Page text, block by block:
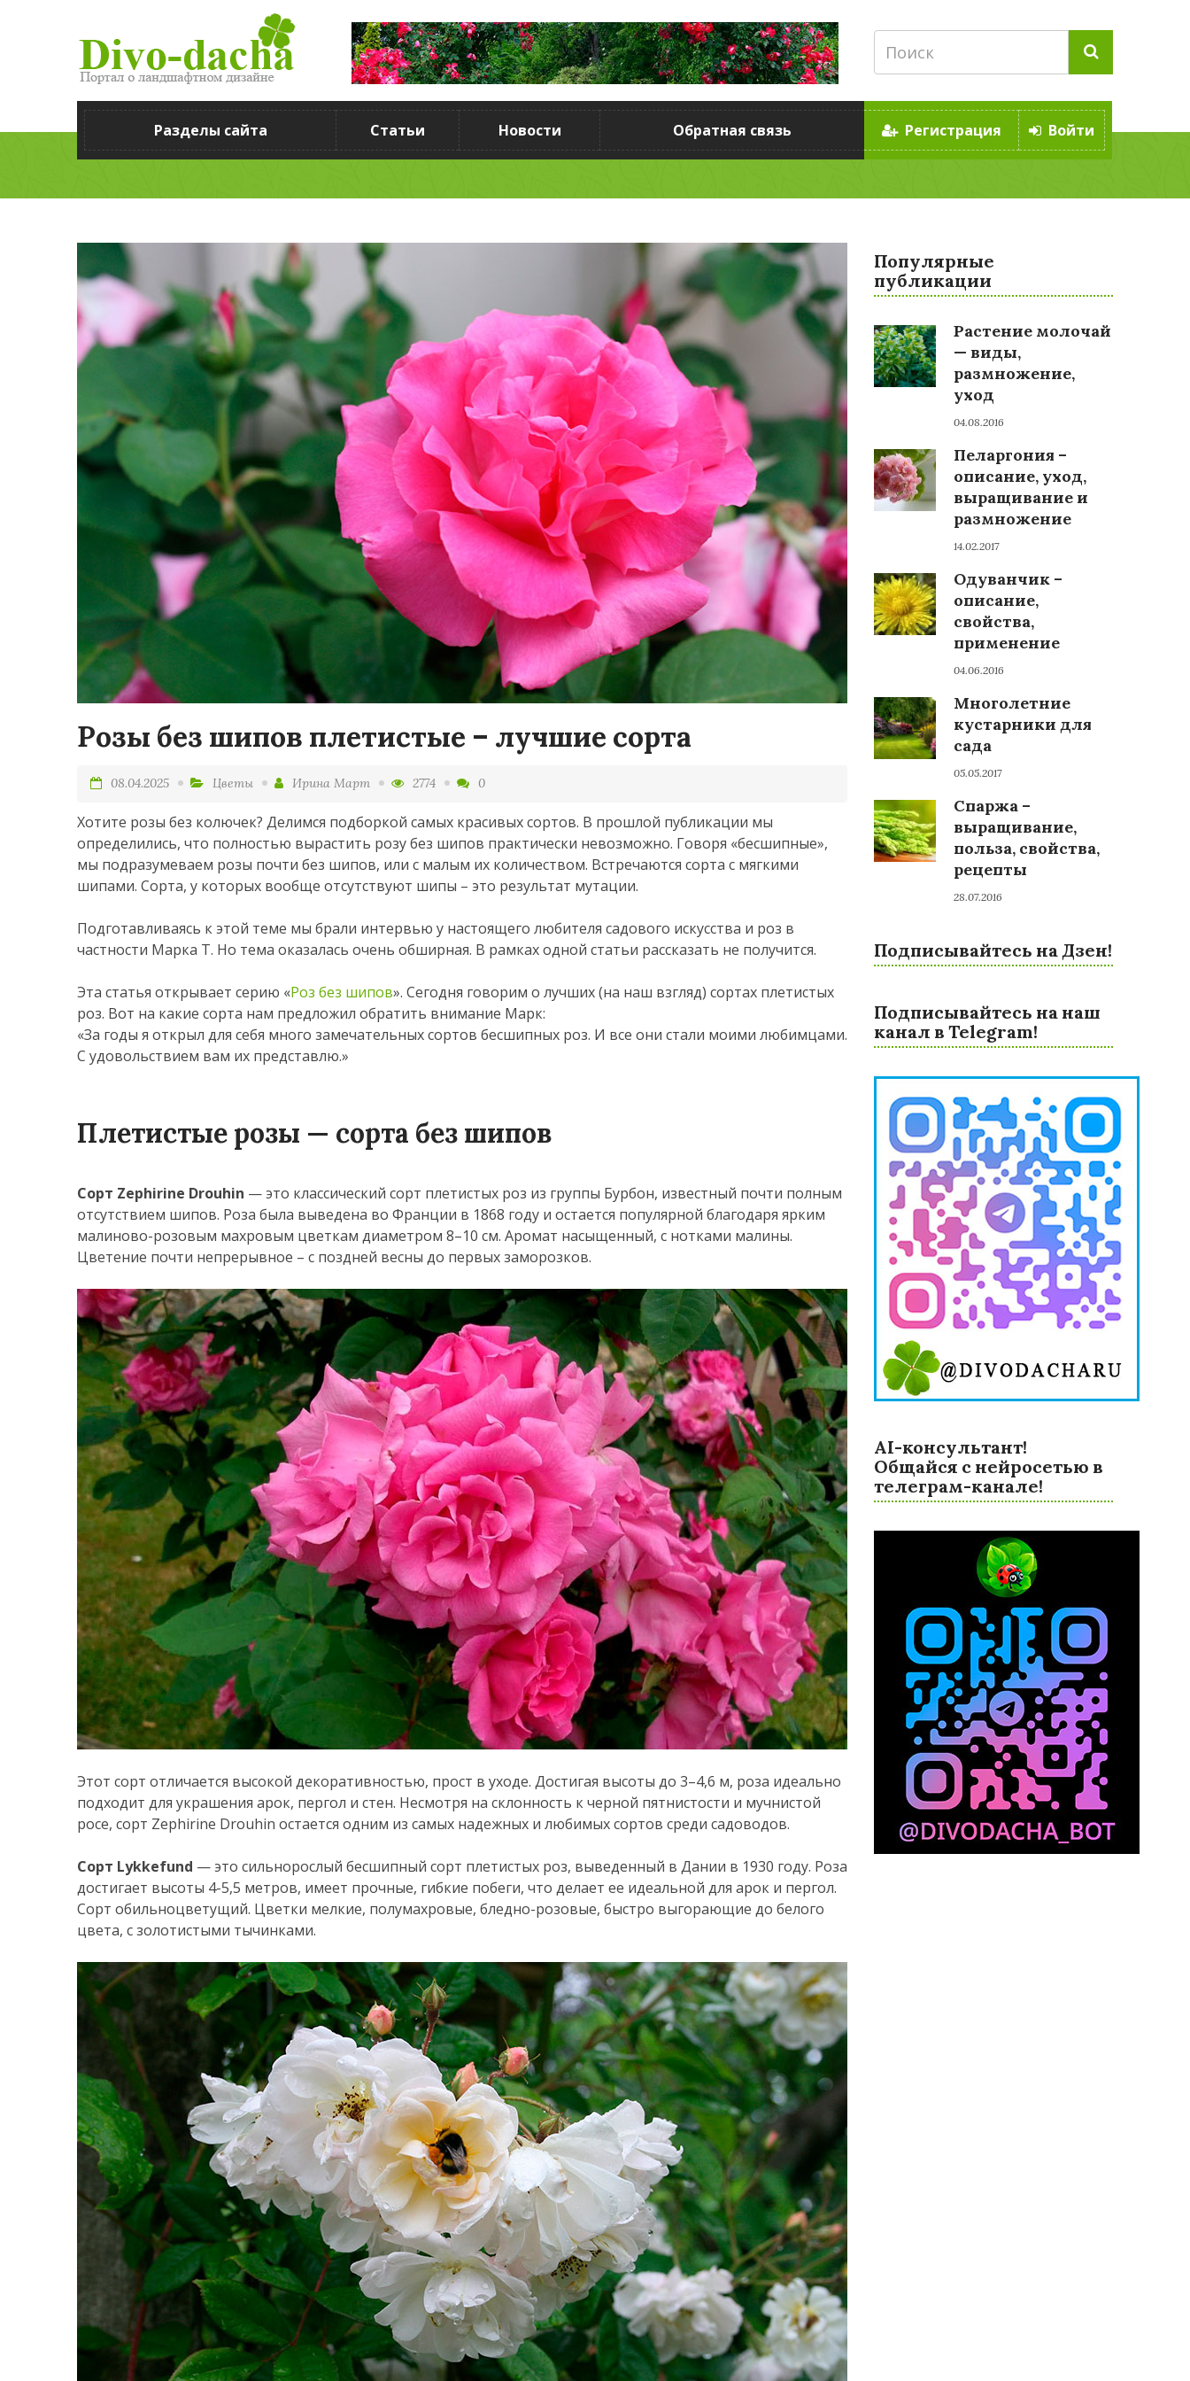
Разделы сайта Статьи Новости Обратная связь Регистрация Войти
Розы без шипов плетистые – лучшие сорта
08.04.2025 Цветы Ирина Март 2774 0
Хотите розы без колючек? Делимся подборкой самых красивых сортов. В прошлой публикации мы
определились, что полностью вырастить розу без шипов практически невозможно. Говоря «бесшипные»,
мы подразумеваем розы почти без шипов, или с малым их количеством. Встречаются сорта с мягкими
шипами. Сорта, у которых вообще отсутствуют шипы – это результат мутации.
Подготавливаясь к этой теме мы брали интервью у настоящего любителя садового искусства и роз в
частности Марка Т. Но тема оказалась очень обширная. В рамках одной статьи рассказать не получится.
Эта статья открывает серию «Роз без шипов». Сегодня говорим о лучших (на наш взгляд) сортах плетистых
роз. Вот на какие сорта нам предложил обратить внимание Марк:
«За годы я открыл для себя много замечательных сортов бесшипных роз. И все они стали моими любимцами.
С удовольствием вам их представлю.»
Плетистые розы — сорта без шипов
Сорт Zephirine Drouhin — это классический сорт плетистых роз из группы Бурбон, известный почти полным
отсутствием шипов. Роза была выведена во Франции в 1868 году и остается популярной благодаря ярким
малиново-розовым махровым цветкам диаметром 8–10 см. Аромат насыщенный, с нотками малины.
Цветение почти непрерывное – с поздней весны до первых заморозков.
Этот сорт отличается высокой декоративностью, прост в уходе. Достигая высоты до 3–4,6 м, роза идеально
подходит для украшения арок, пергол и стен. Несмотря на склонность к черной пятнистости и мучнистой
росе, сорт Zephirine Drouhin остается одним из самых надежных и любимых сортов среди садоводов.
Сорт Lykkefund — это сильнорослый бесшипный сорт плетистых роз, выведенный в Дании в 1930 году. Роза
достигает высоты 4-5,5 метров, имеет прочные, гибкие побеги, что делает ее идеальной для арок и пергол.
Сорт обильноцветущий. Цветки мелкие, полумахровые, бледно-розовые, быстро выгорающие до белого
цвета, с золотистыми тычинками.
Популярные
публикации
Растение молочай
— виды,
размножение,
уход
04.08.2016
Пеларгония –
описание, уход,
выращивание и
размножение
14.02.2017
Одуванчик –
описание,
свойства,
применение
04.06.2016
Многолетние
кустарники для
сада
05.05.2017
Спаржа –
выращивание,
польза, свойства,
рецепты
28.07.2016
Подписывайтесь на Дзен!
Подписывайтесь на наш
канал в Telegram!
AI-консультант!
Общайся с нейросетью в
телеграм-канале!